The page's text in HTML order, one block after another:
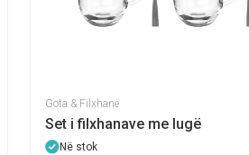
Gota & Filxhanë
Set i filxhanave me lugë
Në stok